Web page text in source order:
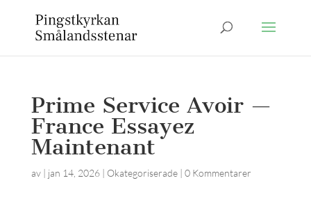
Prime Service Avoir —
France Essayez
Maintenant
av | jan 14, 2026| Okategoriserade| 0 Kommentarer